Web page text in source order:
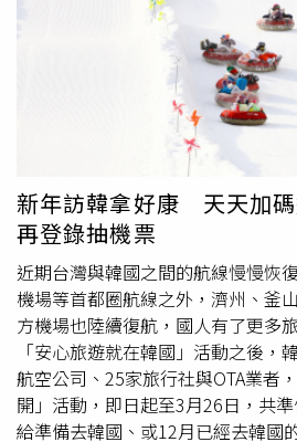
遊戲，台酒更要讓賓客把「台酒潮
美且獨一無二的活動專屬伴手禮—
經典啤酒杯結合本次酒展主打潮味
間使用，特展結束後台酒潮巷的「
伴大家的飲酒時光，使參觀體驗本
形式烙印在彼此心中。擦亮台酒百
文化揚名國際台潮熱炒店，用尚青
乾杯。(圖片提供／台灣菸酒公司)台
有豐富且優質的產品，為台灣首屈
業。不僅肩負促進國家經濟發展的
成長的同時，更期望善盡社會責任
徹顧客第一」的精神，提供消費者
至的服務水準。面對開放且競爭的
個百年品牌必然的發展趨勢。 董
化經營的同時，也要擴大行銷力度
結。」透過此次精心策劃之「台酒
味互動遊戲、各式經典場景、專業
界最大櫻花節「鎮海軍港節」，還
再欣賞「大邱E-world」的夜櫻，或
漢江公園、南山公園等知名景點，
與啤酒、兜風騎單車等，也深受國
想探訪一般外國遊客比較少前往的
論山塔亭湖、慶州皇龍院等都是值
的慶州櫻花馬拉松也即將登場，與
感受櫻花樹下盡情奔馳的浪漫。忠
州加波島也值得一遊。為了歡迎旅
別攜手10大航空公司、25家旅行社
「韓國超展開」活動，台灣旅客暢
動官網進行「登錄」這個小動作，
好禮！「韓國超展開」月月抽大獎
三波登錄機會，本輪將大手筆送出
機、藍牙耳機、Kingdom Friends行
12月1日至2023年4月5日期間出發
客，敬請把握3月26日前最後登錄
新年訪韓拿好康 天天加
再登錄抽機票
近期台灣與韓國之間的航線慢慢恢
機場等首都圈航線之外，濟州、釜
方機場也陸續復航，國人有了更多
「安心旅遊就在韓國」活動之後，
航空公司、25家旅行社與OTA業者
開」活動，即日起至3月26日，共
給準備去韓國、或12月已經去韓國